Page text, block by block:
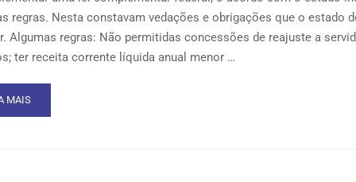
regras. Nesta constavam vedações e obrigações que o estado
Algumas regras: Não permitidas concessões de reajuste a
ter receita corrente líquida anual menor …
MAIS